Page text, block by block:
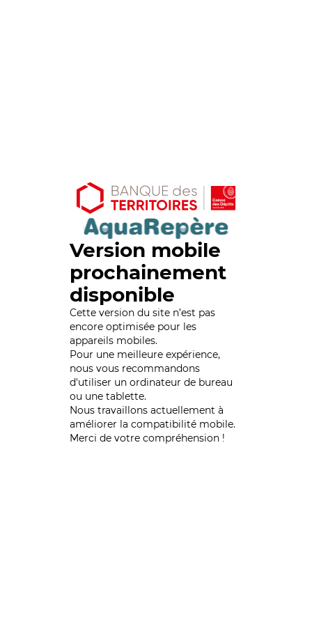
Version mobile
prochainement
disponible
Cette version du site n’est pas
encore optimisée pour les
appareils mobiles.
Pour une meilleure expérience,
nous vous recommandons
d'utiliser un ordinateur de bureau
ou une tablette.
Nous travaillons actuellement à
améliorer la compatibilité mobile.
Merci de votre compréhension !